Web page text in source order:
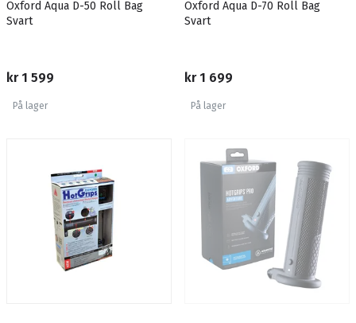
Oxford Aqua D-50 Roll Bag
Svart
kr 1 599
På lager
Oxford Aqua D-70 Roll Bag
Svart
kr 1 699
På lager